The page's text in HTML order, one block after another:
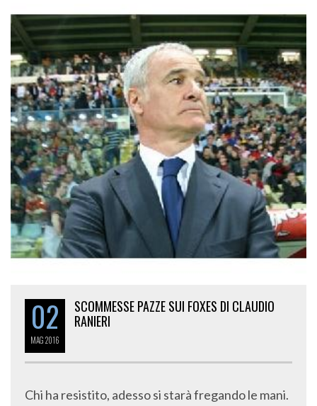
02
MAG2016
SCOMMESSE PAZZE SUI FOXES DI CLAUDIO
RANIERI
Chi ha resistito, adesso si starà fregando le mani.